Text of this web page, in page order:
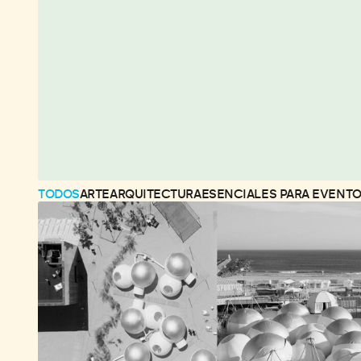
ARTEARQUITECTURAESENCIALES PARA
TODOS